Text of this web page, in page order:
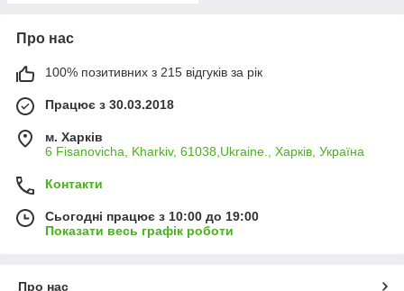
Про нас
100% позитивних з 215 відгуків за рік
Працює з 30.03.2018
м. Харків
6 Fisanovicha, Kharkiv, 61038,Ukraine., Харків, Україна
Контакти
Сьогодні працює з 10:00 до 19:00
Показати весь графік роботи
Про нас